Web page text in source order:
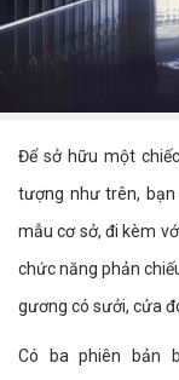
Để sở hữu một
tượng như trên, bạn
mẫu cơ sở, đi kèm
chức năng phản
gương có sưởi, cửa
Có ba phiên bản